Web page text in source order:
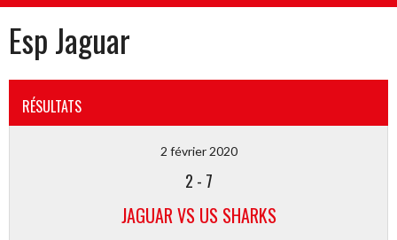
Esp Jaguar
RÉSULTATS
2 février 2020
2 - 7
JAGUAR VS US SHARKS